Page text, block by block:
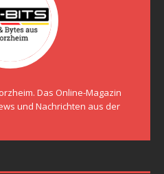
Das Online-Magazin
und Nachrichten aus der